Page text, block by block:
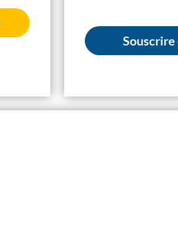
Souscrire